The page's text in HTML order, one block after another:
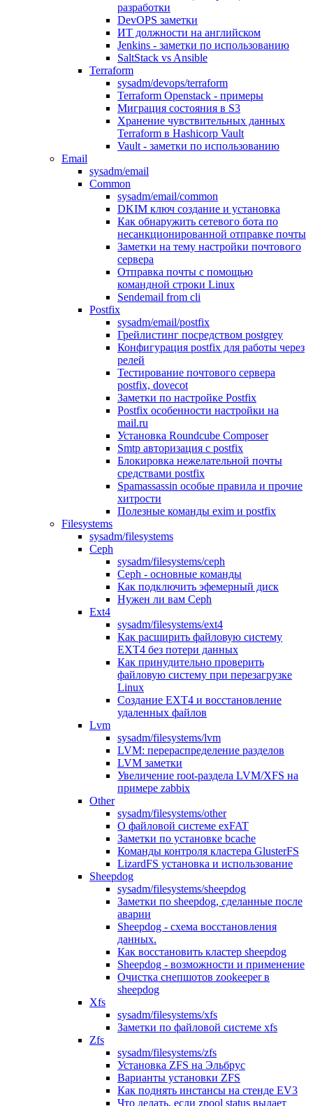
разработки
DevOPS заметки
ИТ должности на английском
Jenkins - заметки по использованию
SaltStack vs Ansible
Terraform
sysadm/devops/terraform
Terraform Openstack - примеры
Миграция состояния в S3
Хранение чувствительных данных
Terraform в Hashicorp Vault
Vault - заметки по использованию
Email
sysadm/email
Common
sysadm/email/common
DKIM ключ создание и установка
Как обнаружить сетевого бота по
несанкционированной отправке почты
Заметки на тему настройки почтового
сервера
Отправка почты с помощью
командной строки Linux
Sendemail from cli
Postfix
sysadm/email/postfix
Грейлистинг посредством postgrey
Конфигурация postfix для работы через
релей
Тестирование почтового сервера
postfix, dovecot
Заметки по настройке Postfix
Postfix особенности настройки на
mail.ru
Установка Roundcube Composer
Smtp авторизация с postfix
Блокировка нежелательной почты
средствами postfix
Spamassassin особые правила и прочие
хитрости
Полезные команды exim и postfix
Filesystems
sysadm/filesystems
Ceph
sysadm/filesystems/ceph
Ceph - основные команды
Как подключить эфемерный диск
Нужен ли вам Ceph
Ext4
sysadm/filesystems/ext4
Как расширить файловую систему
EXT4 без потери данных
Как принудительно проверить
файловую систему при перезагрузке
Linux
Создание EXT4 и восстановление
удаленных файлов
Lvm
sysadm/filesystems/lvm
LVM: перераспределение разделов
LVM заметки
Увеличение root-раздела LVM/XFS на
примере zabbix
Other
sysadm/filesystems/other
О файловой системе exFAT
Заметки по установке bcache
Команды контроля кластера GlusterFS
LizardFS установка и использование
Sheepdog
sysadm/filesystems/sheepdog
Заметки по sheepdog, сделанные после
аварии
Sheepdog - схема восстановления
данных.
Как восстановить кластер sheepdog
Sheepdog - возможности и применение
Очистка снепшотов zookeeper в
sheepdog
Xfs
sysadm/filesystems/xfs
Заметки по файловой системе xfs
Zfs
sysadm/filesystems/zfs
Установка ZFS на Эльбрус
Варианты установки ZFS
Как поднять инстансы на стенде EV3
Что делать, если zpool status выдает